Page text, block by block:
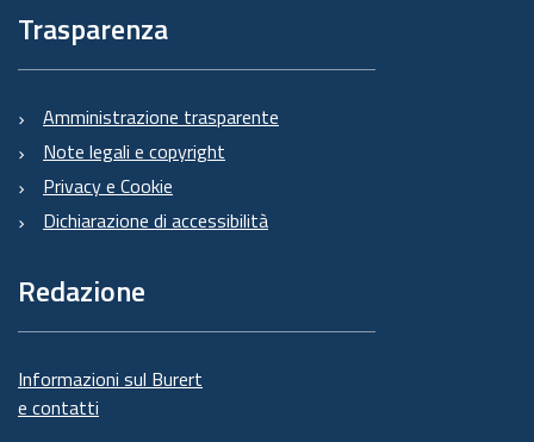
Trasparenza
Amministrazione trasparente
Note legali e copyright
Privacy e Cookie
Dichiarazione di accessibilità
Redazione
Informazioni sul Burert
e contatti